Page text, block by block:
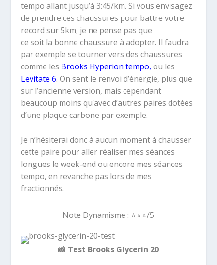
tempo allant jusqu’à 3:45/km. Si vous envisagez
de prendre ces chaussures pour battre votre
record sur 5km, je ne pense pas que
ce soit la bonne chaussure à adopter. Il faudra
par exemple se tourner vers des chaussures
comme les Brooks Hyperion tempo, ou les
Levitate 6. On sent le renvoi d’énergie, plus que
sur l’ancienne version, mais cependant
beaucoup moins qu’avec d’autres paires dotées
d’une plaque carbone par exemple.
Je n’hésiterai donc à aucun moment à chausser
cette paire pour aller réaliser mes séances
longues le week-end ou encore mes séances
tempo, en revanche pas lors de mes
fractionnés.
Note Dynamisme : ⭐️⭐️⭐️/5
📸Test Brooks Glycerin 20